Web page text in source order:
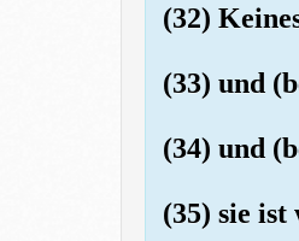
(32)
(33) und
(34) und
(35) sie